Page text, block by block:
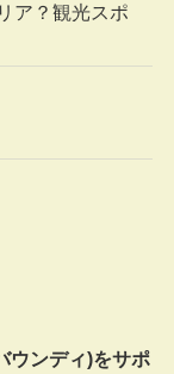
ア？観光スポ
ウンディ)をサポ